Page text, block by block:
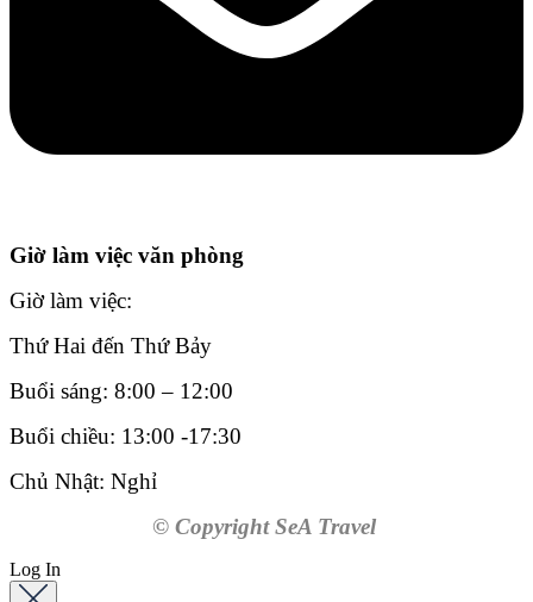
Giờ làm việc văn phòng
Giờ làm việc:
Thứ Hai đến Thứ Bảy
Buổi sáng: 8:00 – 12:00
Buổi chiều: 13:00 -17:30
Chủ Nhật: Nghỉ
© Copyright SeA Travel
Log In